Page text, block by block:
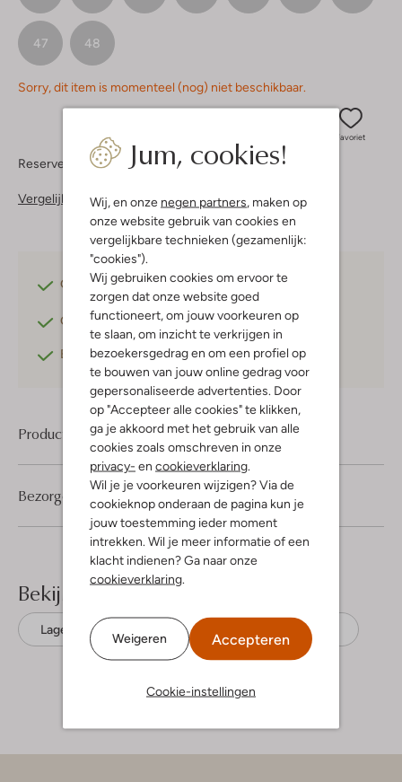
Jum, cookies!
Wij, en onze negen partners , maken op
onze website gebruik van cookies en
vergelijkbare technieken (gezamenlijk:
"cookies").
Wij gebruiken cookies om ervoor te
zorgen dat onze website goed
functioneert, om jouw voorkeuren op
te slaan, om inzicht te verkrijgen in
bezoekersgedrag en om een profiel op
te bouwen van jouw online gedrag voor
gepersonaliseerde advertenties. Door
op "Accepteer alle cookies" te klikken,
ga je akkoord met het gebruik van alle
cookies zoals omschreven in onze
privacy- en cookieverklaring
Wil je je voorkeuren wijzigen? Via de
cookieknop onderaan de pagina kun je
jouw toestemming ieder moment
intrekken. Wil je meer informatie of een
klacht indienen? Ga naar onze
cookieverklaring
Weigeren Accepteren
Cookie-instellingen
47 48
Sorry, dit item is momenteel (nog) niet beschikbaar.
Favoriet
Reserveer direct in een van onze 37 boutiques
Vergelijkbare items
Gratis verzendingvanaf €75,-
Gratis retournerenbinnen 30 dagen*
Betaal achterafmet Klarna
Product informatie
Bezorgen & retourneren
Bekijk meer
Lage sneakers Blackstone Nubuck